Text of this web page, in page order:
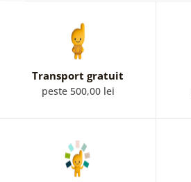
Transport gratuit
peste 500,00 lei